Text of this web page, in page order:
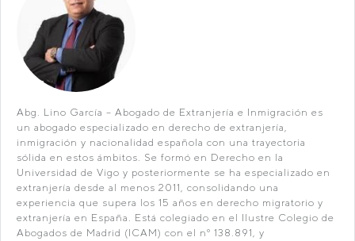
Abg. Lino García – Abogado de Extranjería e Inmigración es
un abogado especializado en derecho de extranjería,
inmigración y nacionalidad española con una trayectoria
sólida en estos ámbitos. Se formó en Derecho en la
Universidad de Vigo y posteriormente se ha especializado en
extranjería desde al menos 2011, consolidando una
experiencia que supera los 15 años en derecho migratorio y
extranjería en España. Está colegiado en el Ilustre Colegio de
Abogados de Madrid (ICAM) con el nº 138.891, y